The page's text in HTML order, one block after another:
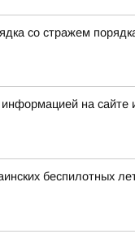
со стражем
на
беспилотных